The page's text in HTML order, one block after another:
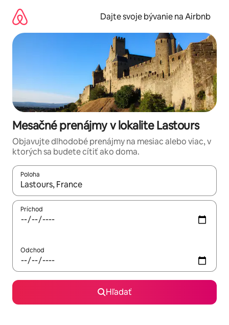
obsah.
Dajte svoje bývanie na Airbnb
Mesačné prenájmy v lokalite Lastours
Objavujte dlhodobé prenájmy na mesiac alebo viac, v
ktorých sa budete cítiť ako doma.
Poloha
Keď budú výsledky k dispozícii, môžete si ich prechádzať
Príchod
Odchod
Hľadať